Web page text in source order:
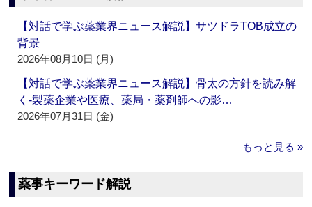
【対話で学ぶ薬業界ニュース解説】サツドラTOB成立の
背景
2026年08月10日 (月)
【対話で学ぶ薬業界ニュース解説】骨太の方針を読み解
く‐製薬企業や医療、薬局・薬剤師への影…
2026年07月31日 (金)
もっと見る »
薬事キーワード解説